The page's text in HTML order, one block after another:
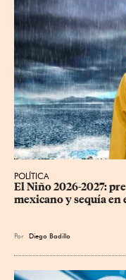
POLÍTICA
El Niño 2026-2027:
mexicano y sequía en
Por Diego Badillo